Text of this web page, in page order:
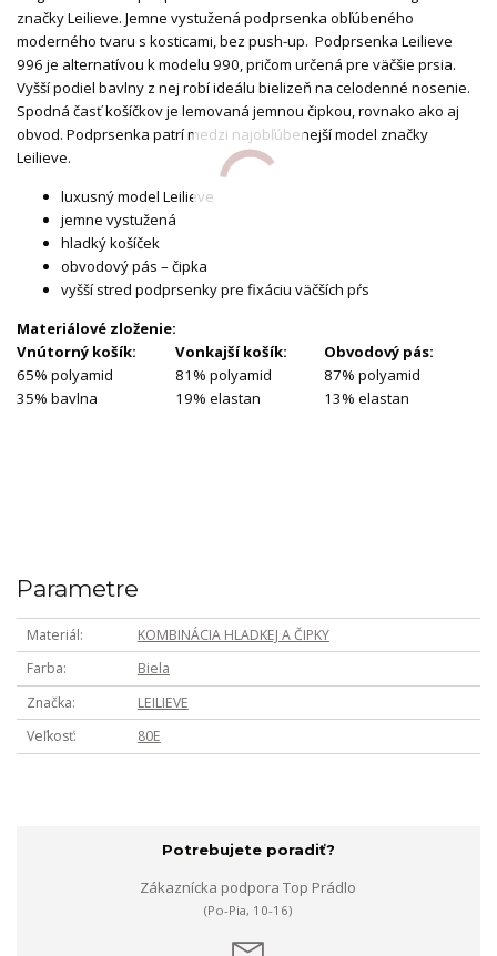
značky Leilieve. Jemne vystužená podprsenka obľúbeného
moderného tvaru s kosticami, bez push-up. Podprsenka Leilieve
996 je alternatívou k modelu 990, pričom určená pre väčšie prsia.
Vyšší podiel bavlny z nej robí ideálu bielizeň na celodenné nosenie.
Spodná časť košíčkov je lemovaná jemnou čipkou, rovnako ako aj
obvod. Podprsenka patrí medzi najobľúbenejší model značky
Leilieve.
luxusný model Leilieve
jemne vystužená
hladký košíček
obvodový pás – čipka
vyšší stred podprsenky pre fixáciu väčších pŕs
Materiálové zloženie:
Vnútorný košík:
Vonkajší košík:
Obvodový pás:
65% polyamid
35% bavlna
81% polyamid
19% elastan
87% polyamid
13% elastan
Parametre
Materiál
KOMBINÁCIA HLADKEJ A ČIPKY
Farba
Biela
Značka
LEILIEVE
Veľkosť
80E
Potrebujete poradiť?
Zákaznícka podpora Top Prádlo
(Po-Pia, 10-16)